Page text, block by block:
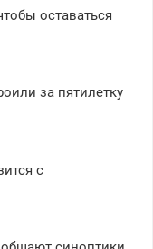
оставаться
за пятилетку
с